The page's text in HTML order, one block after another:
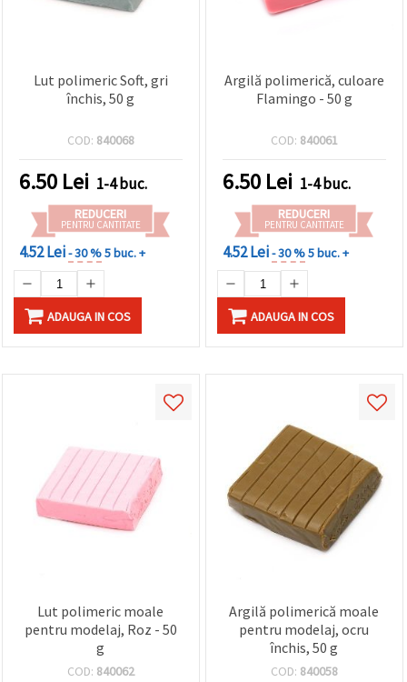
Lut polimeric Soft, gri
închis, 50 g
COD: 840068
6.50 Lei 1-4 buc.
REDUCERI
PENTRU CANTITATE
4.52 Lei- 30 %5 buc. +
ADAUGA IN COS
Argilă polimerică, culoare
Flamingo - 50 g
COD: 840061
6.50 Lei 1-4 buc.
REDUCERI
PENTRU CANTITATE
4.52 Lei- 30 %5 buc. +
ADAUGA IN COS
Lut polimeric moale
pentru modelaj, Roz - 50
g
COD: 840062
Argilă polimerică moale
pentru modelaj, ocru
închis, 50 g
COD: 840058